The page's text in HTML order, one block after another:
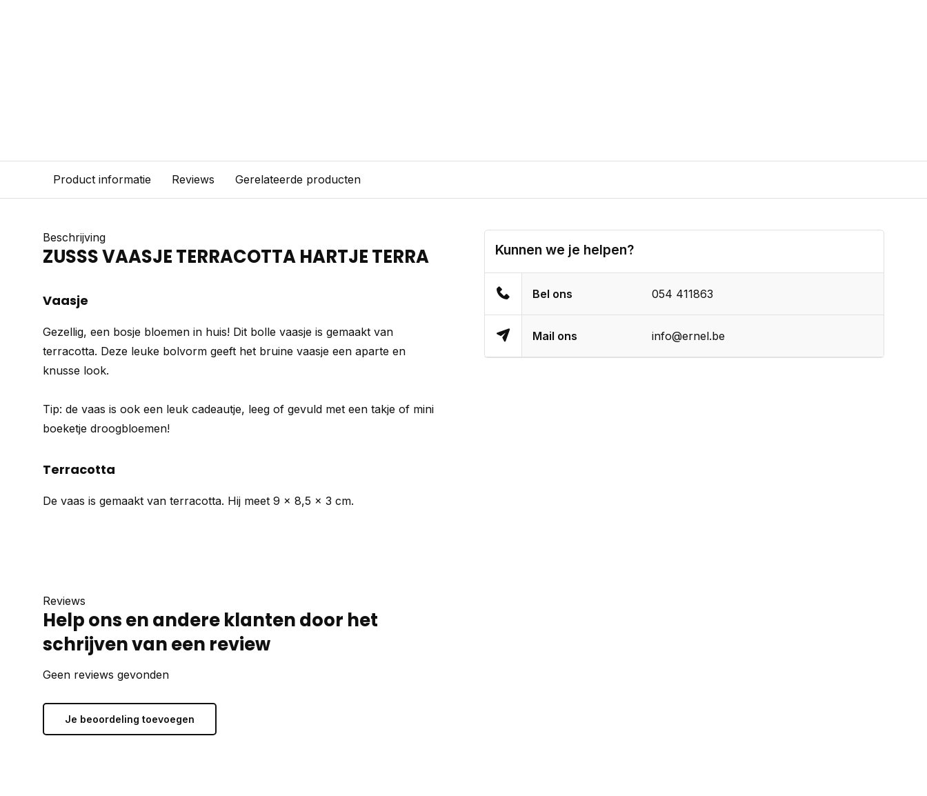
Product informatie Reviews Gerelateerde producten
Beschrijving
ZUSSS VAASJE TERRACOTTA HARTJE TERRA
Vaasje
Gezellig, een bosje bloemen in huis! Dit bolle vaasje is gemaakt van
terracotta. Deze leuke bolvorm geeft het bruine vaasje een aparte en
knusse look.
Tip: de vaas is ook een leuk cadeautje, leeg of gevuld met een takje of mini
boeketje droogbloemen!
Terracotta
De vaas is gemaakt van terracotta. Hij meet 9 x 8,5 x 3 cm.
Kunnen we je helpen?
Bel ons 054 411863
Mail ons info@ernel.be
Reviews
Help ons en andere klanten door het
schrijven van een review
Geen reviews gevonden
Je beoordeling toevoegen